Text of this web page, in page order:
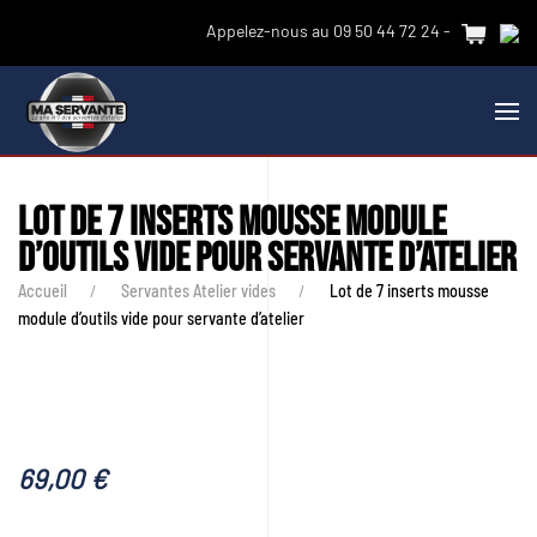
Appelez-nous au 09 50 44 72 24 -
Lot de 7 inserts mousse module
d’outils vide pour servante d’atelier
Accueil Servantes Atelier vides
Lot de 7 inserts mousse
module d’outils vide pour servante d’atelier
69,00 €